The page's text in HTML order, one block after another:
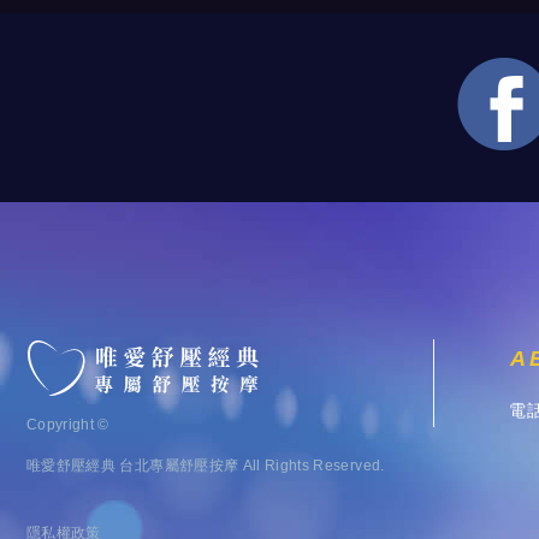
Copyright ©
唯愛舒壓經典 台北專屬舒壓按摩 All Rights Reserved.
隱私權政策
電